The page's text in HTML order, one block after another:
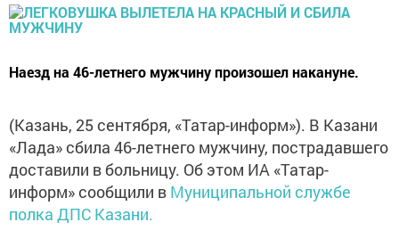
Наезд на 46-летнего мужчину произошел накануне.
(Казань, 25 сентября, «Татар-информ»). В Казани
«Лада» сбила 46-летнего мужчину, пострадавшего
доставили в больницу. Об этом ИА «Татар-
информ» сообщили в Муниципальной службе
полка ДПС Казани.